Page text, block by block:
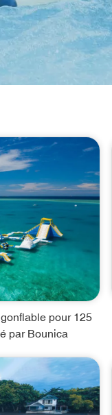
pour 125
par Bounica